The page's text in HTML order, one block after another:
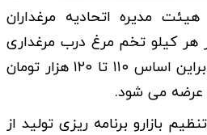
مدیره اتحادیه مرغداران
کیلو تخم مرغ درب مرغداری
۱۴۰ هزار تومان است که براین اساس ۱۱۰ تا ۱۲۰ هزار تومان
عرضه می شود.
بازارو برنامه ریزی تولید از